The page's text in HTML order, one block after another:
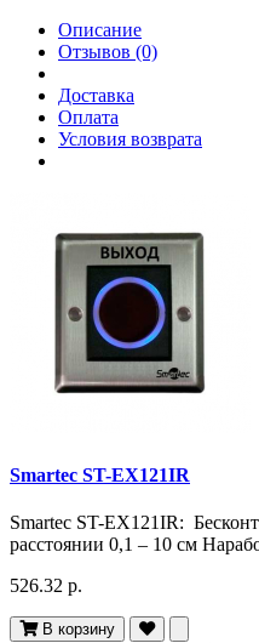
Описание
Отзывов (0)
Доставка
Оплата
Условия возврата
Smartec ST-EX121IR
Smartec ST-EX121IR:
расстоянии 0,1 – 10 см
526.32 р.
В корзину